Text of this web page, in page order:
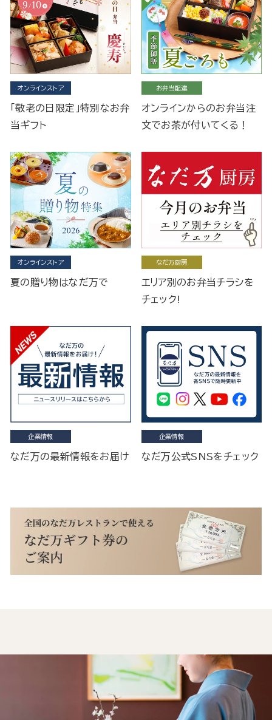
オンラインストア
「敬老の日限定」特別なお弁
当ギフト
お弁当配達
オンラインからのお弁当注
文でお茶が付いてくる！
オンラインストア
夏の贈り物はなだ万で
なだ万厨房
エリア別のお弁当チラシを
チェック!
企業情報
なだ万の最新情報をお届け
企業情報
なだ万公式SNSをチェック